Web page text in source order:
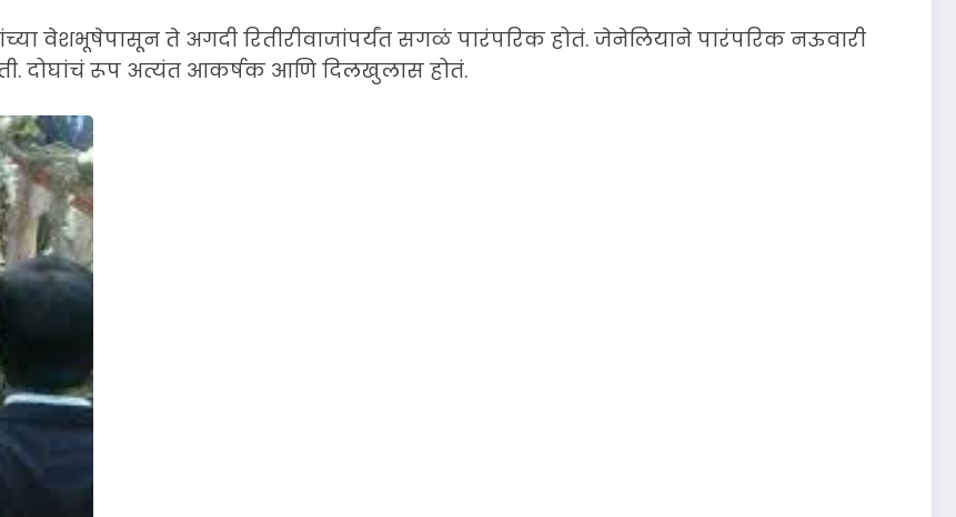
वेशभूषेपासून ते अगदी रितीरीवाजांपर्यंत सगळं पारंपरिक होतं. जेनेलियाने पारंपरिक नऊवारी
दोघांचं रूप अत्यंत आकर्षक आणि दिलखुलास होतं.